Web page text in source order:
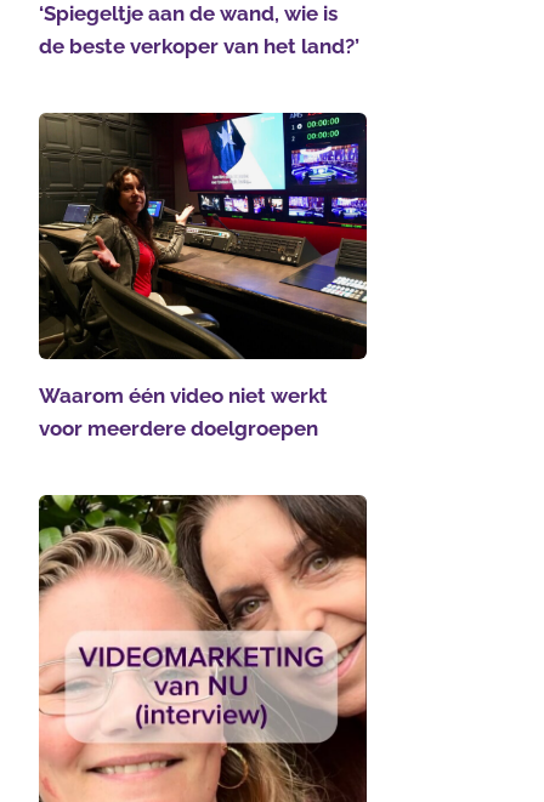
‘Spiegeltje aan de wand, wie is
de beste verkoper van het land?’
Waarom één video niet werkt
voor meerdere doelgroepen